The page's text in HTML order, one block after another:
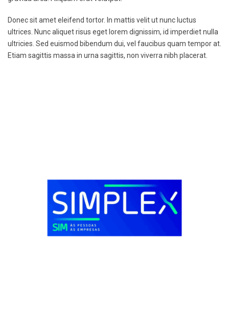
Donec sit amet eleifend tortor. In mattis velit ut nunc luctus
ultrices. Nunc aliquet risus eget lorem dignissim, id imperdiet nulla
ultricies. Sed euismod bibendum dui, vel faucibus quam tempor at.
Etiam sagittis massa in urna sagittis, non viverra nibh placerat.